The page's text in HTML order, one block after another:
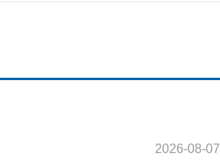
2026-08-07